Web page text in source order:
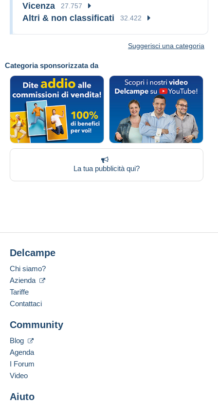
Categoria sponsorizzata da
La tua pubblicità qui?
Vicenza 27.757
Altri & non classificati 32.422
Suggerisci una categoria
Delcampe
Chi siamo?
Azienda
Tariffe
Contattaci
Community
Blog
Agenda
I Forum
Video
Aiuto